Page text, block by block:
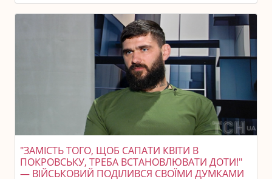
"ЗАМІСТЬ ТОГО, ЩОБ САПАТИ КВІТИ В
ПОКРОВСЬКУ, ТРЕБА ВСТАНОВЛЮВАТИ ДОТИ!"
— ВІЙСЬКОВИЙ ПОДІЛИВСЯ СВОЇМИ ДУМКАМИ